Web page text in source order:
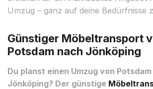
Umzug – ganz auf deine Bedürfnisse
Günstiger Möbeltransport
Potsdam nach Jönköping
Du planst einen Umzug von
Jönköping? Der günstige